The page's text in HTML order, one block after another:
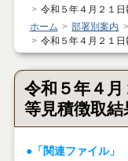
令和５年４月２１
ホーム
部署別案内
令和５年４月２１
令和５年４
等見積徴取結
●「関連ファイル」